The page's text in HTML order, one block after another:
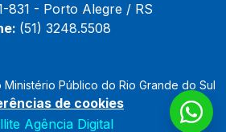
831 - Porto Alegre / RS
(51) 3248.5508
Público do Rio Grande do Sul
de cookies